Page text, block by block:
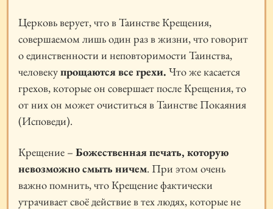
Церковь верует, что в Таинстве Крещения,
совершаемом лишь один раз в жизни, что говорит
о единственности и неповторимости Таинства,
человекупрощаются все грехи.Что же касается
грехов, которые он совершает после Крещения, то
от них он может очиститься в Таинстве Покаяния
(Исповеди).
Крещение –Божественная печать, которую
невозможно смыть ничем. При этом очень
важно помнить, что Крещение фактически
утрачивает своё действие в тех людях, которые не